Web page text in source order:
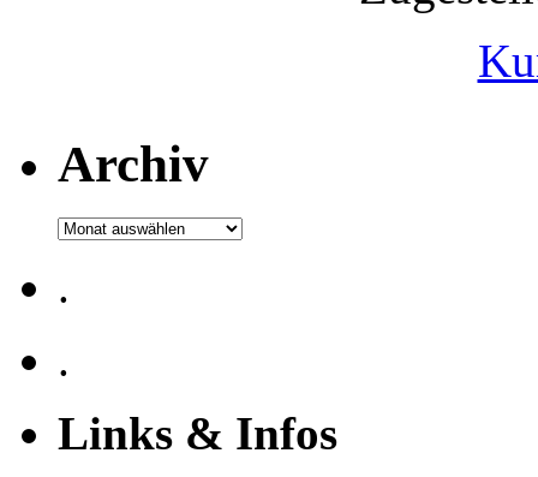
Archiv
Archiv
.
.
Links & Infos